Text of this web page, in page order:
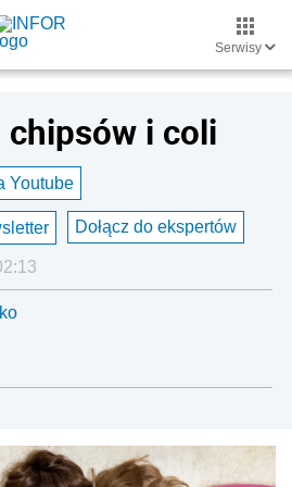
Serwisy
i coli
Youtube
Dołącz do ekspertów